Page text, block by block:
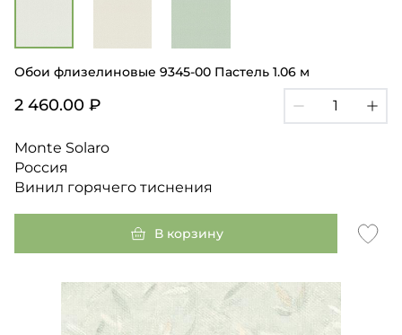
Обои флизелиновые 9345-00 Пастель 1.06 м
2 460.00 ₽
Monte Solaro
Россия
Винил горячего тиснения
В корзину